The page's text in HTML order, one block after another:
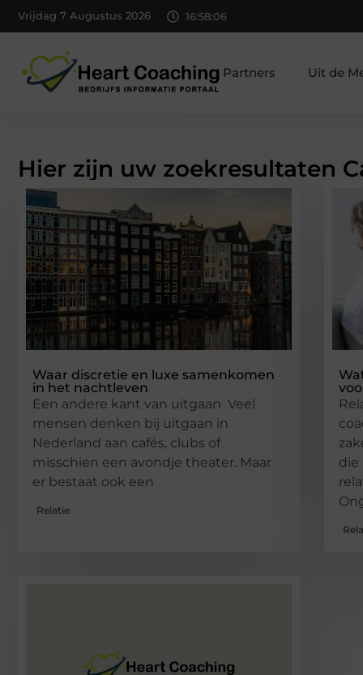
Vrijdag 7 Augustus 2026 16:58:06
Partners Uit de
Hier zijn uw zoekresultaten
Waar discretie en luxe samenkomen
in het nachtleven
Een andere kant van uitgaan Veel
mensen denken bij uitgaan in
Nederland aan cafés, clubs of
misschien een avondje theater. Maar
er bestaat ook een
Relatie
die